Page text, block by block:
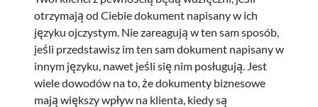
otrzymają od Ciebie dokument napisany w ich
języku ojczystym. Nie zareagują w ten sam sposób,
jeśli przedstawisz im ten sam dokument napisany w
innym języku, nawet jeśli się nim posługują. Jest
wiele dowodów na to, że dokumenty biznesowe
mają większy wpływ na klienta, kiedy są